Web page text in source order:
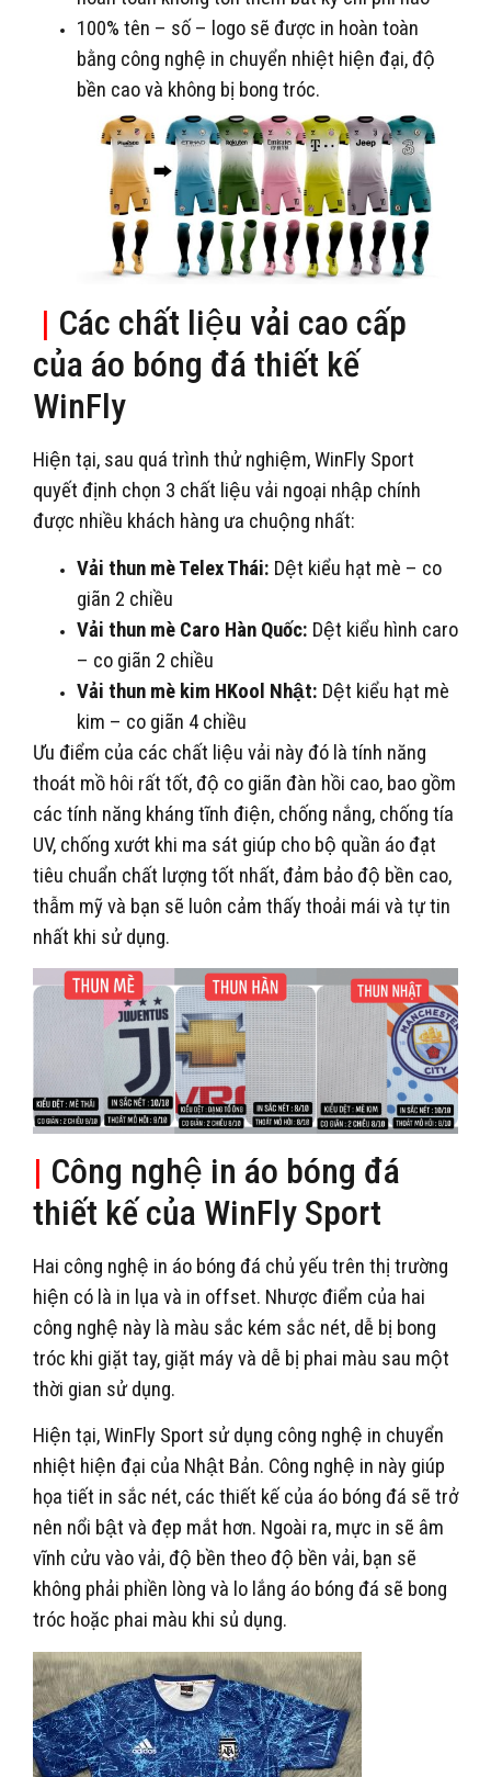
100% tên – số – logo sẽ được in hoàn toàn
bằng công nghệ in chuyển nhiệt hiện đại, độ
bền cao và không bị bong tróc.
| Các chất liệu vải cao cấp
của áo bóng đá thiết kế
WinFly
Hiện tại, sau quá trình thử nghiệm, WinFly Sport
quyết định chọn 3 chất liệu vải ngoại nhập chính
được nhiều khách hàng ưa chuộng nhất:
Vải thun mè Telex Thái: Dệt kiểu hạt mè – co
giãn 2 chiều
Vải thun mè Caro Hàn Quốc: Dệt kiểu hình caro
– co giãn 2 chiều
Vải thun mè kim HKool Nhật: Dệt kiểu hạt mè
kim – co giãn 4 chiều
Ưu điểm của các chất liệu vải này đó là tính năng
thoát mồ hôi rất tốt, độ co giãn đàn hồi cao, bao gồm
các tính năng kháng tĩnh điện, chống nắng, chống tía
UV, chống xướt khi ma sát giúp cho bộ quần áo đạt
tiêu chuẩn chất lượng tốt nhất, đảm bảo độ bền cao,
thẫm mỹ và bạn sẽ luôn cảm thấy thoải mái và tự tin
nhất khi sử dụng.
| Công nghệ in áo bóng đá
thiết kế của WinFly Sport
Hai công nghệ in áo bóng đá chủ yếu trên thị trường
hiện có là in lụa và in offset. Nhược điểm của hai
công nghệ này là màu sắc kém sắc nét, dễ bị bong
tróc khi giặt tay, giặt máy và dễ bị phai màu sau một
thời gian sử dụng.
Hiện tại, WinFly Sport sử dụng công nghệ in chuyển
nhiệt hiện đại của Nhật Bản. Công nghệ in này giúp
họa tiết in sắc nét, các thiết kế của áo bóng đá sẽ trở
nên nổi bật và đẹp mắt hơn. Ngoài ra, mực in sẽ âm
vĩnh cửu vào vải, độ bền theo độ bền vải, bạn sẽ
không phải phiền lòng và lo lắng áo bóng đá sẽ bong
tróc hoặc phai màu khi sủ dụng.